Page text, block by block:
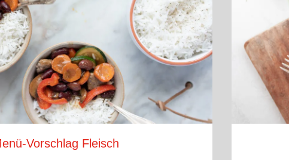
Vorschlag Fleisch